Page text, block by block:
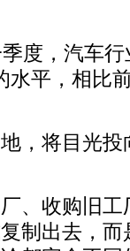
度，汽车
水平，相比
，将目光
、收购旧
制出去，